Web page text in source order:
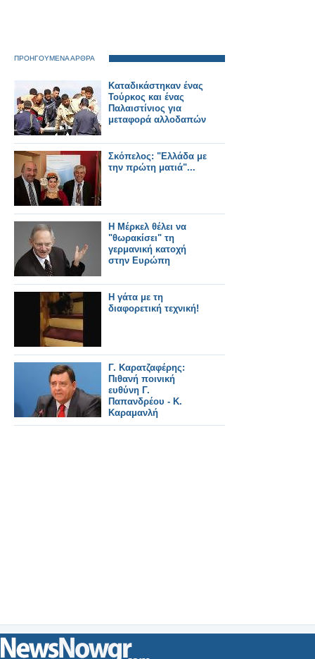
ΠΡΟΗΓΟΥΜΕΝΑ ΑΡΘΡΑ
Καταδικάστηκαν ένας
Τούρκος και ένας
Παλαιστίνιος για
μεταφορά αλλοδαπών
Σκόπελος: "Ελλάδα με
την πρώτη ματιά"...
Η Μέρκελ θέλει να
"θωρακίσει" τη
γερμανική κατοχή
στην Ευρώπη
Η γάτα με τη
διαφορετική τεχνική!
Γ. Καρατζαφέρης:
Πιθανή ποινική
ευθύνη Γ.
Παπανδρέου - Κ.
Καραμανλή